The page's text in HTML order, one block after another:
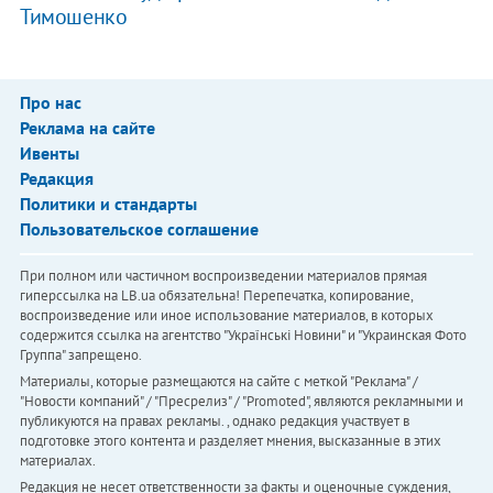
Тимошенко
Про нас
Реклама на сайте
Ивенты
Редакция
Политики и стандарты
Пользовательское соглашение
При полном или частичном воспроизведении материалов прямая
гиперссылка на LB.ua обязательна! Перепечатка, копирование,
воспроизведение или иное использование материалов, в которых
содержится ссылка на агентство "Українськi Новини" и "Украинская Фото
Группа" запрещено.
Материалы, которые размещаются на сайте с меткой "Реклама" /
"Новости компаний" / "Пресрелиз" / "Promoted", являются рекламными и
публикуются на правах рекламы. , однако редакция участвует в
подготовке этого контента и разделяет мнения, высказанные в этих
материалах.
Редакция не несет ответственности за факты и оценочные суждения,